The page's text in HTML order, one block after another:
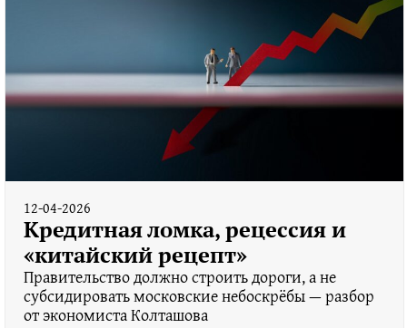
12-04-2026
Кредитная ломка, рецессия и
«китайский рецепт»
Правительство должно строить дороги, а не
субсидировать московские небоскрёбы — разбор
от экономиста Колташова